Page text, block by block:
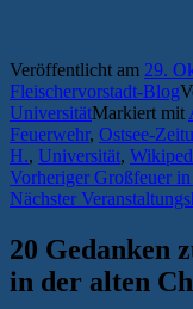
Veröffentlicht am 29.
Fleischervorstadt-Blog
UniversitätMarkiert mit
Feuerwehr, Ostsee-
H., Universität,
Vorheriger Vorheriger
Beitrag:
Großfeuer
Nächster Nächster
20 Gedanken
in der alten